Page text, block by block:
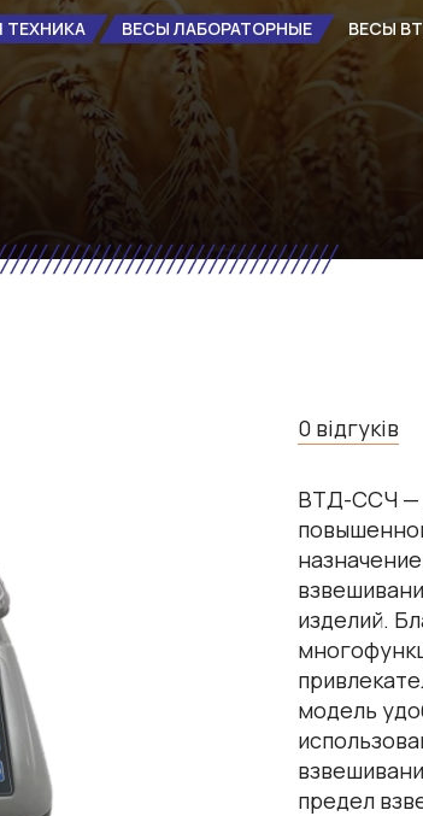
ТЕХНИКА ВЕСЫ ЛАБОРАТОРНЫЕ ВЕСЫ
0 відгуків
ВТД-ССЧ —
изделий.
модель
предел